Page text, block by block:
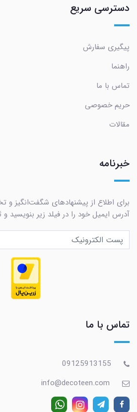
دسترسی سریع
پیگیری سفارش
راهنما
تماس با ما
حریم خصوصی
مقالات
خبرنامه
برای اطلاع از پیشنهادهای شگفت‌انگیز و
آدرس ایمیل خود را در فیلد زیر بنویسید
تماس با ما